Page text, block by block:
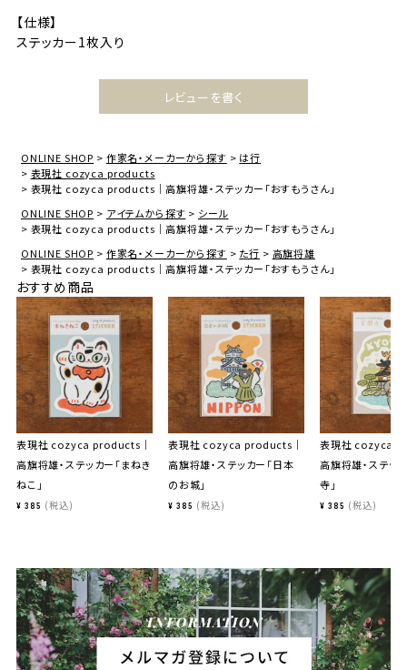
【仕様】
ステッカー1枚入り
レビューを書く
ONLINE SHOP 作家名・メーカーから探す
は行
表現社 cozyca products
表現社 cozyca products｜高旗将雄・ステッカー「おすもうさん」
ONLINE SHOP
アイテムから探す
シール
表現社 cozyca products｜高旗将雄・ステッカー「おすもうさん」
ONLINE SHOP
作家名・メーカーから探す た行
高旗将雄
表現社 cozyca products｜高旗将雄・ステッカー「おすもうさん」
おすすめ商品
表現社 cozyca products｜
高旗将雄・ステッカー「まねき
ねこ」
¥ 385 税込
表現社 cozyca products｜
高旗将雄・ステッカー「日本
のお城」
¥ 385 税込
表現社 cozyca
高旗将雄・ステッ
寺」
¥ 385 税込